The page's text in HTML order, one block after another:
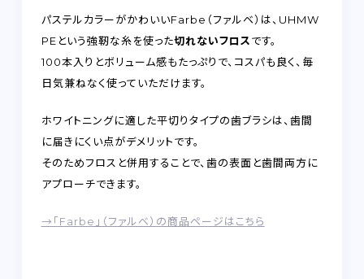
パステルカラーがかわいいFarbe（ファルベ）は、UHMW
PEという強靭な糸を使った切れないフロスです。
100本入りとボリューム感もたっぷりで、コスパも良く、毎
日気兼ねなく使っていただけます。
ホワイトニングに適した平切りタイプの歯ブラシは、歯間
に届きにくい点がデメリットです。
そのためフロスと併用することで、歯の表面と歯間両方に
アプローチできます。
→「Farbe」（ファルベ）の商品ページはこちら